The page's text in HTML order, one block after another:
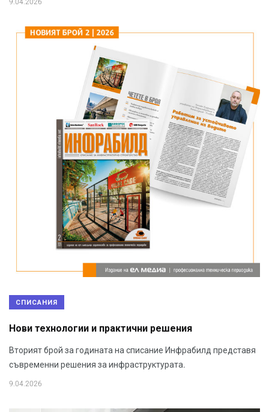
9.04.2026
СПИСАНИЯ
Нови технологии и практични решения
Вторият брой за годината на списание Инфрабилд представя
съвременни решения за инфраструктурата.
9.04.2026